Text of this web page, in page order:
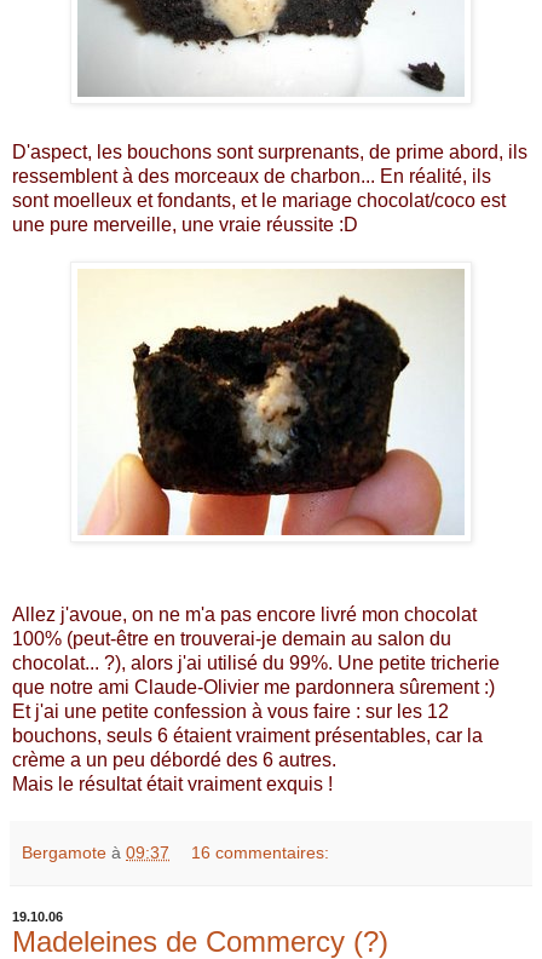
D'aspect, les bouchons sont surprenants, de prime abord, ils
ressemblent à des morceaux de charbon... En réalité, ils
sont moelleux et fondants, et le mariage chocolat/coco est
une pure merveille, une vraie réussite :D
Allez j'avoue, on ne m'a pas encore livré mon chocolat
100% (peut-être en trouverai-je demain au salon du
chocolat... ?), alors j'ai utilisé du 99%. Une petite tricherie
que notre ami Claude-Olivier me pardonnera sûrement :)
Et j'ai une petite confession à vous faire : sur les 12
bouchons, seuls 6 étaient vraiment présentables, car la
crème a un peu débordé des 6 autres.
Mais le résultat était vraiment exquis !
Bergamote à 09:37 16 commentaires:
19.10.06
Madeleines de Commercy (?)